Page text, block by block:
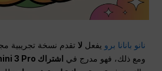
نانو بانانا برو يفعل لا تقدم نسخة تجريبية
ومع ذلك، فهو مدرج في اشتراك Gemini 3 Pro من Google